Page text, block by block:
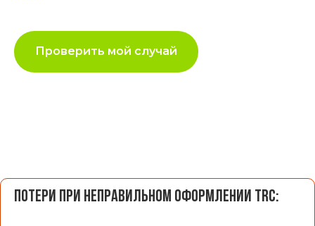
Проверить мой случай
Потери при неправильном оформлении TRC: